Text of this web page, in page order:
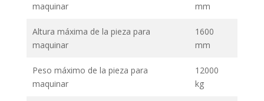
maquinar
mm
Altura máxima de la pieza para
maquinar
1600
mm
Peso máximo de la pieza para
maquinar
12000
kg